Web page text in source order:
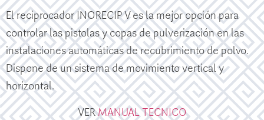
El reciprocador INORECIP V es la mejor opción para
controlar las pistolas y copas de pulverización en las
instalaciones automáticas de recubrimiento de polvo.
Dispone de un sistema de movimiento vertical y
horizontal.
VERMANUAL TECNICO